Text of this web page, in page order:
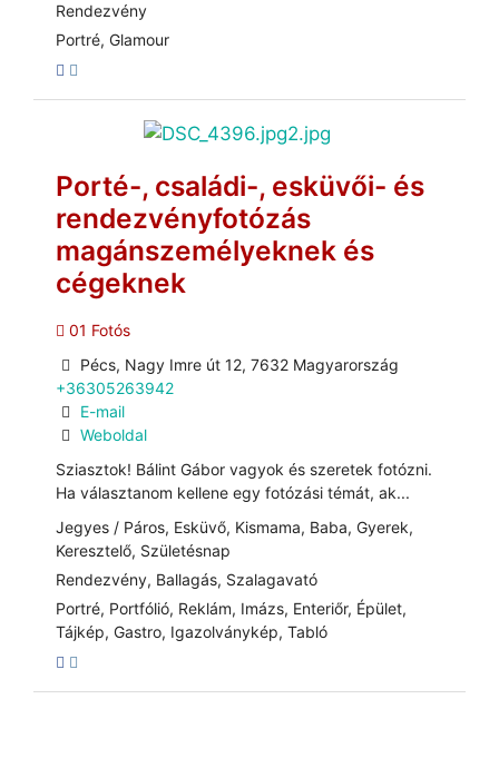
Rendezvény
Portré, Glamour
Porté-, családi-, esküvői- és
rendezvényfotózás
magánszemélyeknek és
cégeknek
01 Fotós
Pécs, Nagy Imre út 12, 7632 Magyarország
+36305263942
E-mail
Weboldal
Sziasztok! Bálint Gábor vagyok és szeretek fotózni.
Ha választanom kellene egy fotózási témát, ak...
Jegyes / Páros, Esküvő, Kismama, Baba, Gyerek,
Keresztelő, Születésnap
Rendezvény, Ballagás, Szalagavató
Portré, Portfólió, Reklám, Imázs, Enteriőr, Épület,
Tájkép, Gastro, Igazolványkép, Tabló